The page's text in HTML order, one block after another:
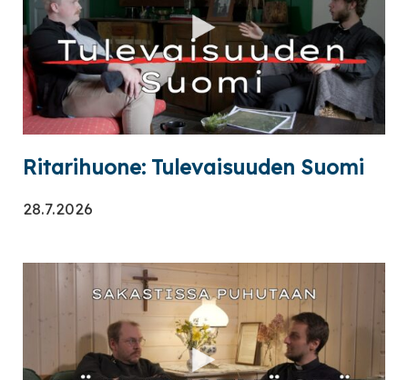
Ritarihuone: Tulevaisuuden Suomi
28.7.2026